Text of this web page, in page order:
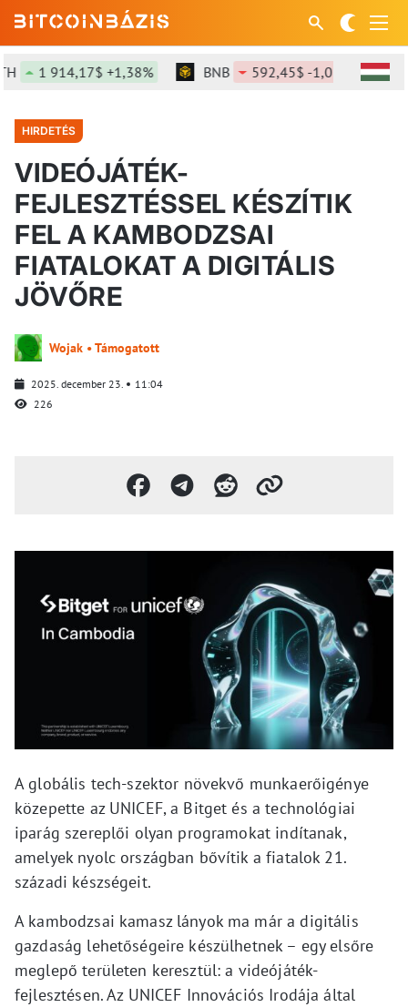
+1,38% BNB 592,45$ -1,02% SOL
HIRDETÉS
VIDEÓJÁTÉK-
FEJLESZTÉSSEL KÉSZÍTIK
FEL A KAMBODZSAI
FIATALOKAT A DIGITÁLIS
JÖVŐRE
Wojak • Támogatott
2025. december 23.
11:04
226
A globális tech-szektor növekvő munkaerőigénye
közepette az UNICEF, a Bitget és a technológiai
iparág szereplői olyan programokat indítanak,
amelyek nyolc országban bővítik a fiatalok 21.
századi készségeit.
A kambodzsai kamasz lányok ma már a digitális
gazdaság lehetőségeire készülhetnek – egy elsőre
meglepő területen keresztül: a videójáték-
fejlesztésen. Az UNICEF Innovációs Irodája által